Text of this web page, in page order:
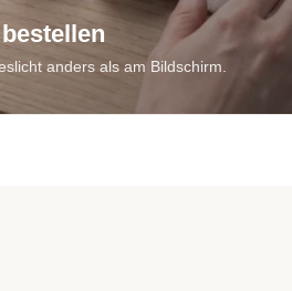
anders als am Bildschirm.